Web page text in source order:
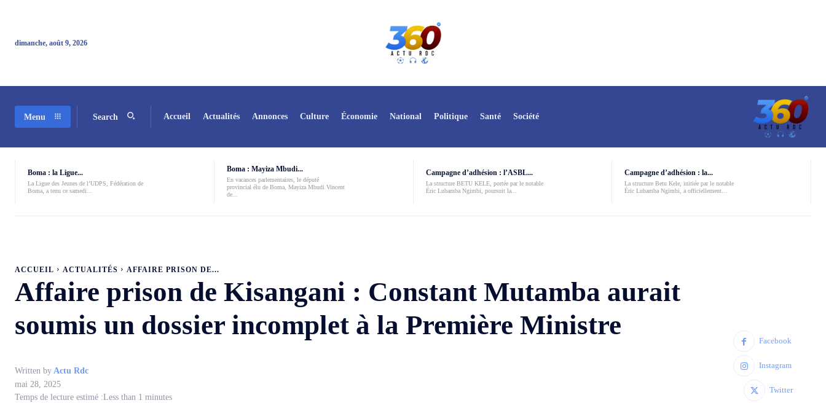
dimanche, août 9, 2026
Menu Search Accueil Actualités Annonces Culture Économie National Politique Santé Société
Boma : la Ligue...
La Ligue des Jeunes de l’UDPS, Fédération de
Boma, a tenu ce samedi...
Boma : Mayiza Mbudi...
En vacances parlementaires, le député
provincial élu de Boma, Mayiza Mbudi Vincent
de...
Campagne d’adhésion : l’ASBL...
La structure BETU KELE, portée par le notable
Éric Lubamba Ngimbi, poursuit la...
Campagne d’adhésion : la...
La structure Betu Kele, initiée par le notable
Éric Lubamba Ngimbi, a officiellement...
ACCUEIL ACTUALITÉS AFFAIRE PRISON DE...
Affaire prison de Kisangani : Constant Mutamba aurait
soumis un dossier incomplet à la Première Ministre
Written by Actu Rdc
mai 28, 2025
Temps de lecture estimé :Less than 1 minutes
Facebook
Instagram
Twitter